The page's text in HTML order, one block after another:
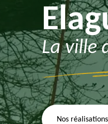
La ville
Nos réalisations